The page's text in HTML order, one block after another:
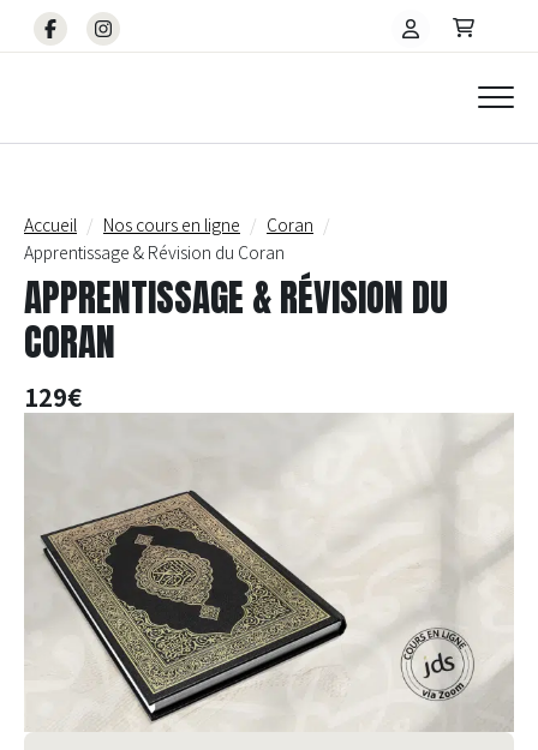
Accueil Nos cours en ligne
Coran
Apprentissage & Révision du Coran
APPRENTISSAGE & RÉVISION DU
CORAN
129€